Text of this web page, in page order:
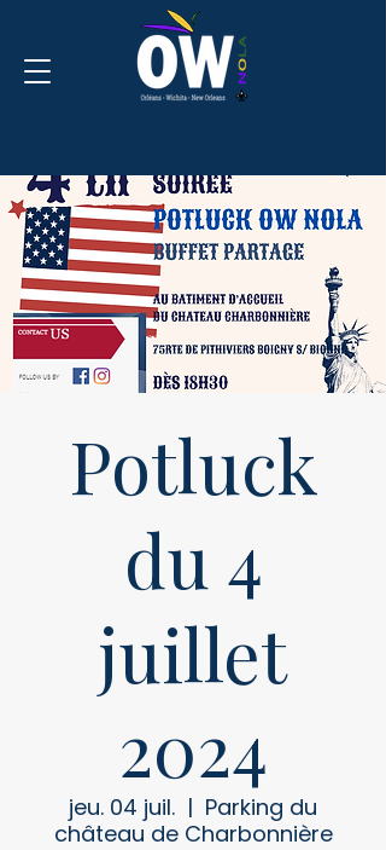
Potluck
du 4
juillet
2024
jeu. 04 juil.
  |
Parking du
château de Charbonnière